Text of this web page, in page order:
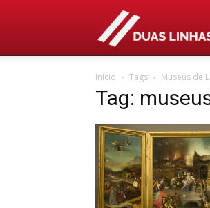
Início Tags Museus de
Tag: